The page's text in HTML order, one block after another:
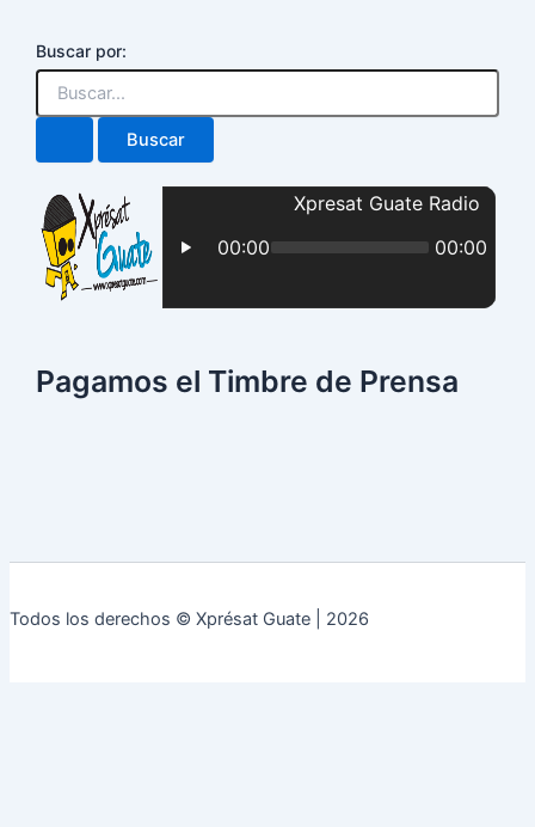
Buscar por:
Pagamos el Timbre de Prensa
Todos los derechos © Xprésat Guate | 2026